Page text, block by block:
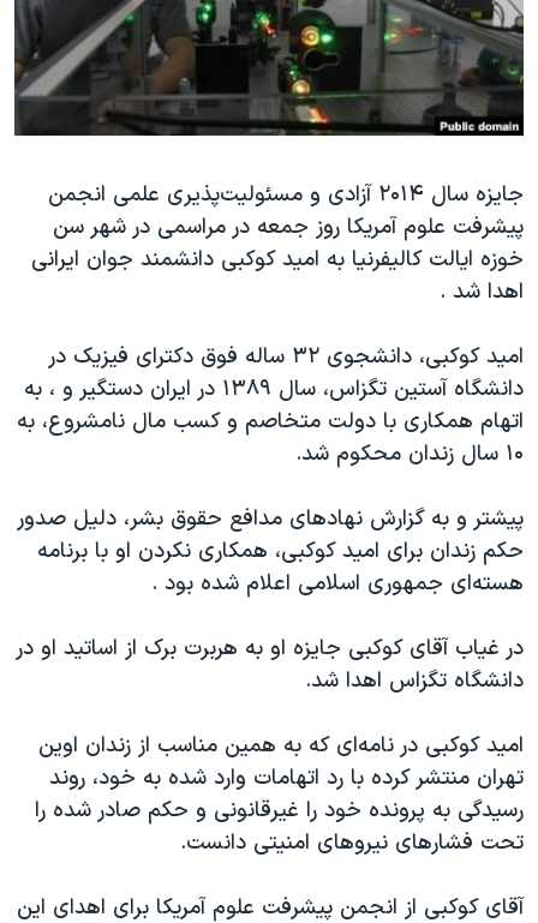
فرهنگ و زندگی
حقوق شهروندی
اقتصادی
اسرائیل در جنگ
گالری عکس
آرشیو پخش زنده
مستندها
انتخابات ریاست جمهوری آمریکا ۲۰۲۴
حمله جمهوری اسلامی به اسرائیل
ورزش زنان در ایران
اعتراضات زن، زندگی، آزادی
مجموعه مستندهای دادخواهی
دادگاه حمید نوری
چهل سال گروگان‌گیری
قانون شفافیت دارائی کادر رهبری ایران
اسرائیل در جنگ
نرگس محمدی برنده جایزه نوبل صلح
صفحه‌های ویژه
دنبال کنید
زبانهای مختلفجایزه سال ۲۰۱۴ آزادی و مسئولیت‌پذیری علمی انجمن
پیشرفت علوم آمریکا روز جمعه در مراسمی در شهر سن
خوزه ایالت کالیفرنیا به امید کوکبی دانشمند جوان ایرانی
اهدا شد .
امید کوکبی، دانشجوی ۳۲ ساله فوق دکترای فیزیک در
دانشگاه آستین تگزاس، سال ۱۳۸۹ در ایران دستگیر و ، به
اتهام همکاری با دولت متخاصم و کسب مال نامشروع، به
۱۰ سال زندان محکوم شد.
پیشتر و به گزارش نهادهای مدافع حقوق بشر، دلیل صدور
حکم زندان برای امید کوکبی، همکاری نکردن او با برنامه
هسته‌ای جمهوری اسلامی اعلام شده بود .
در غیاب آقای کوکبی جایزه او به هربرت برک از اساتید او در
دانشگاه تگزاس اهدا شد.
امید کوکبی در نامه‌ای که به همین مناسب از زندان اوین
تهران منتشر کرده با رد اتهامات وارد شده به خود، روند
رسیدگی به پرونده خود را غیرقانونی و حکم صادر شده را
تحت فشارهای نیروهای امنیتی دانست.
آقای کوکبی از انجمن پیشرفت علوم آمریکا برای اهدای این